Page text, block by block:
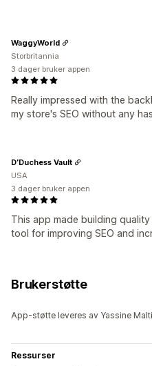
Really impressed with the
my store's SEO without any
WaggyWorld
Storbritannia
3 dager bruker appen
This app made building quality
tool for improving SEO and
D’Duchess Vault
USA
3 dager bruker appen
Brukerstøtte
App-støtte leveres av Yassine
Ressurser